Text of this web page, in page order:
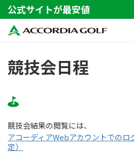
公式サイトが最安値
競技会日程
競技会結果の閲覧には、
アコーディアWebアカウントでのロ
定）